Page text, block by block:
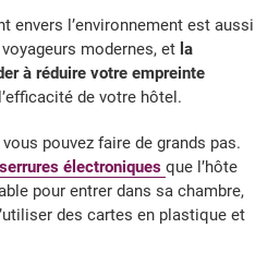
envers l’environnement est aussi
modernes, et la
à réduire votre empreinte
de votre hôtel.
pouvez faire de grands pas.
serrures électroniques que l’hôte
pour entrer dans sa chambre,
des cartes en plastique et